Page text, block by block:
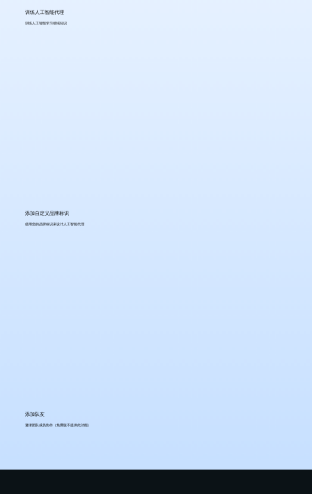
训练人工智能代理
训练人工智能学习领域知识
添加自定义品牌标识
使用您的品牌标识来设计人工智能代理
添加队友
邀请团队成员协作（免费版不提供此功能）